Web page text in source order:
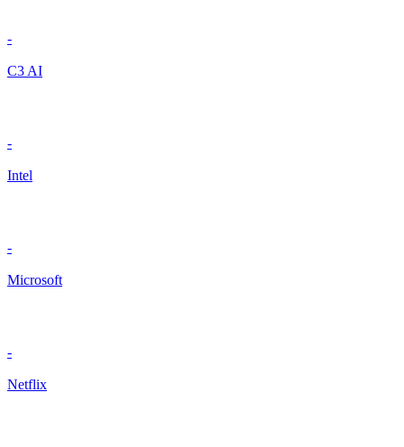
-
C3 AI
-
Intel
-
Microsoft
-
Netflix